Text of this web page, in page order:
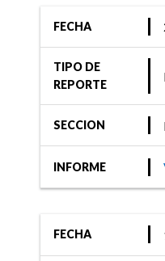
20-abr-2020
FIX
revisó las
las
Garantía
FECHA
TIPO DE
REPORTE
SECCION
INFORME
FECHA